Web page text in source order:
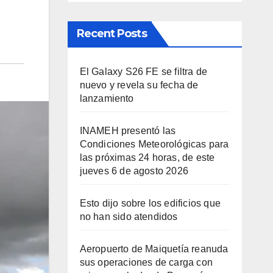
Recent Posts
El Galaxy S26 FE se filtra de
nuevo y revela su fecha de
lanzamiento
INAMEH presentó las
Condiciones Meteorológicas para
las próximas 24 horas, de este
jueves 6 de agosto 2026
Esto dijo sobre los edificios que
no han sido atendidos
Aeropuerto de Maiquetía reanuda
sus operaciones de carga con